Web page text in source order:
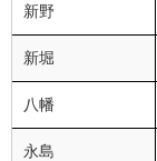
新野
新堀
八幡
永島